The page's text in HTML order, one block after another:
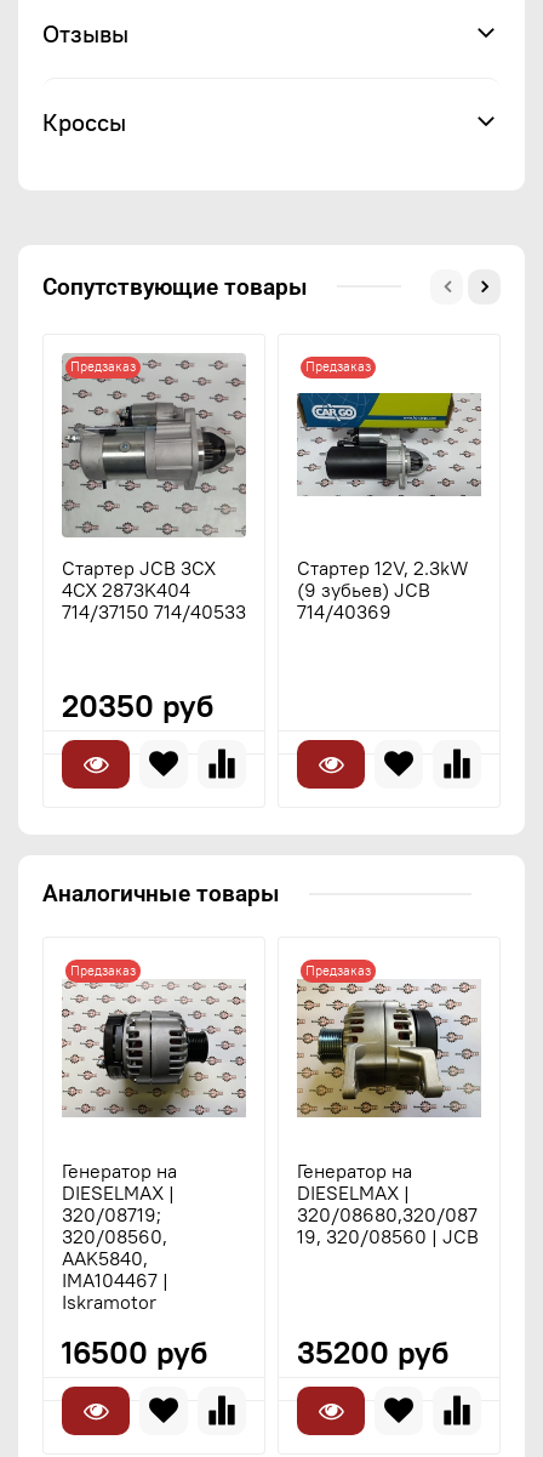
Отзывы
Кроссы
Сопутствующие товары
Предзаказ
Стартер JCB 3CX
4CX 2873K404
714/37150 714/40533
20350 руб
Предзаказ
Стартер 12V, 2.3kW
(9 зубьев) JCB
714/40369
Аналогичные товары
Предзаказ
Генератор на
DIESELMAX |
320/08719;
320/08560,
AAK5840,
IMA104467 |
Iskramotor
16500 руб
Предзаказ
Генератор на
DIESELMAX |
320/08680,320/087
19, 320/08560 | JCB
35200 руб